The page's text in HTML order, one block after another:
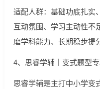
适配人群：基础功底扎实
互动氛围、学习主动性不
磨学科能力、长期稳步提
4、思睿学辅｜变式题型
思睿学辅是主打中小学变